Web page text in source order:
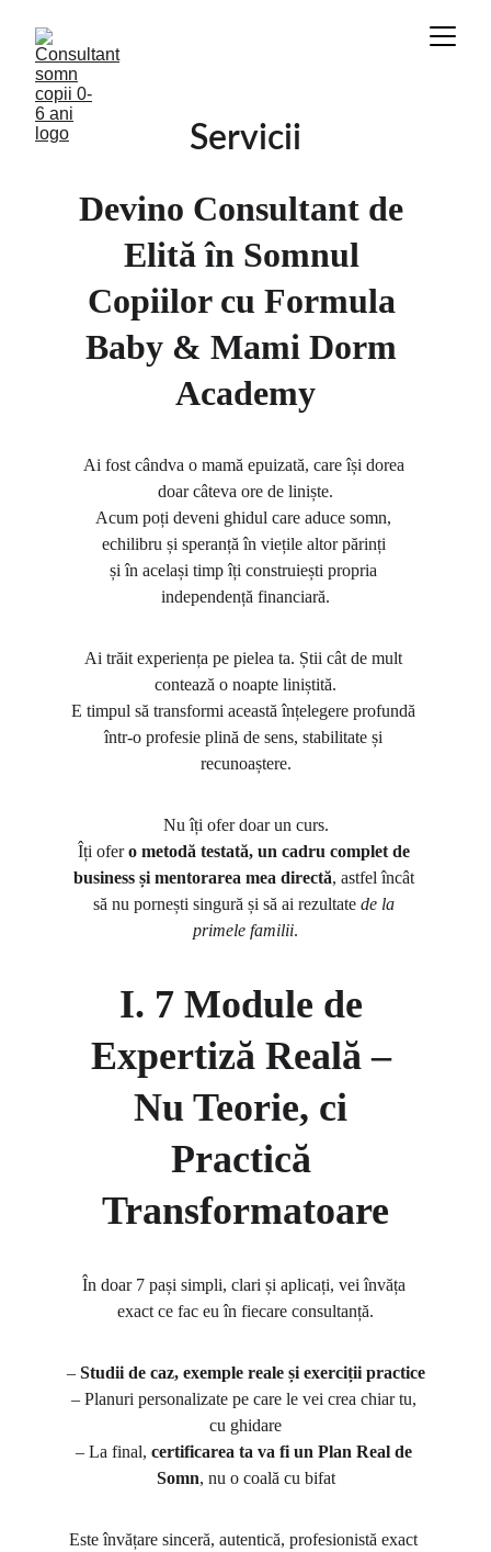
Servicii
Devino Consultant de
Elită în Somnul
Copiilor cu Formula
Baby & Mami Dorm
Academy
Ai fost cândva o mamă epuizată, care își dorea
doar câteva ore de liniște.
Acum poți deveni ghidul care aduce somn,
echilibru și speranță în viețile altor părinți
și în același timp îți construiești propria
independență financiară.
Ai trăit experiența pe pielea ta. Știi cât de mult
contează o noapte liniștită.
E timpul să transformi această înțelegere profundă
într-o profesie plină de sens, stabilitate și
recunoaștere.
Nu îți ofer doar un curs.
Îți ofer o metodă testată, un cadru complet de
business și mentorarea mea directă, astfel încât
să nu pornești singură și să ai rezultate de la
primele familii.
I. 7 Module de
Expertiză Reală –
Nu Teorie, ci
Practică
Transformatoare
În doar 7 pași simpli, clari și aplicați, vei învăța
exact ce fac eu în fiecare consultanță.
– Studii de caz, exemple reale și exerciții practice
– Planuri personalizate pe care le vei crea chiar tu,
cu ghidare
– La final, certificarea ta va fi un Plan Real de
Somn, nu o coală cu bifat
Este învățare sinceră, autentică, profesionistă exact